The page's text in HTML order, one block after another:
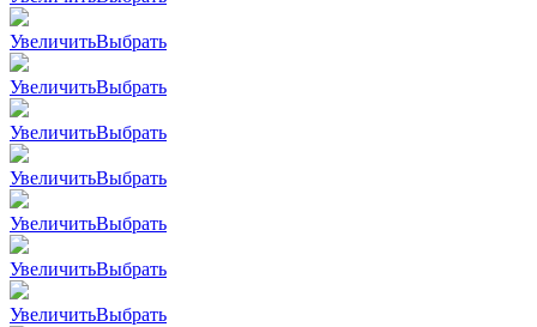
УвеличитьВыбрать
УвеличитьВыбрать
УвеличитьВыбрать
УвеличитьВыбрать
УвеличитьВыбрать
УвеличитьВыбрать
УвеличитьВыбрать